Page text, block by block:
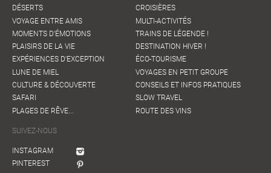
DÉSERTS
VOYAGE ENTRE AMIS
MOMENTS D'ÉMOTIONS
PLAISIRS DE LA VIE
EXPÉRIENCES D'EXCEPTION
LUNE DE MIEL
CULTURE & DÉCOUVERTE
SAFARI
PLAGES DE RÊVE...
CROISIÈRES
MULTI-ACTIVITÉS
TRAINS DE LÉGENDE !
DESTINATION HIVER !
ÉCO-TOURISME
VOYAGES EN PETIT GROUPE
CONSEILS ET INFOS PRATIQUES
SLOW TRAVEL
ROUTE DES VINS
SUIVEZ-NOUS
INSTAGRAM
PINTEREST